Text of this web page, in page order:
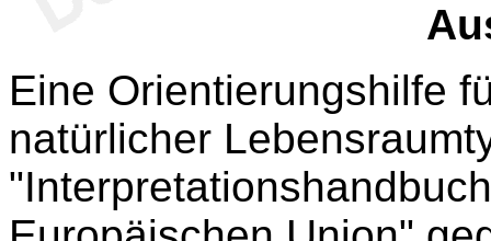
Eine Orientierungshilfe
natürlicher